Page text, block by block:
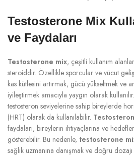
Testosterone Mix
ve Faydaları
Testosterone mix, çeşitli kullanım
steroiddir. Özellikle sporcular ve vücut
kas kütlesini artırmak, gücü yükseltmek ve
iyileştirmek amacıyla yaygın olarak
testosteron seviyelerine sahip bireylerde
(HRT) olarak da kullanılabilir.
faydaları, bireylerin ihtiyaçlarına ve
gösterebilir. Bu nedenle, testosterone
sağlık uzmanına danışmak ve doğru